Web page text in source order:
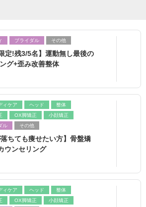
ブライダル その他
定!残3/5名】運動無し最後の
グ+歪み改善整体
ィケア ヘッド
整体
OX脚矯正
小顔矯正
ル その他
落ちても痩せたい方】骨盤矯
ウンセリング
ィケア ヘッド
整体
OX脚矯正
小顔矯正